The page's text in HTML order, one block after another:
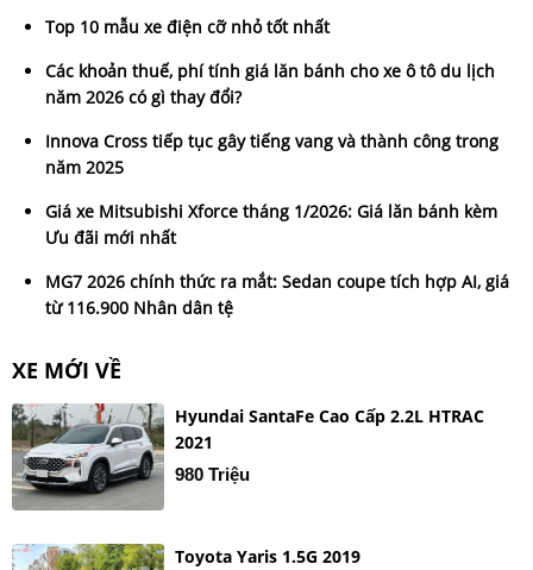
Top 10 mẫu xe điện cỡ nhỏ tốt nhất
Các khoản thuế, phí tính giá lăn bánh cho xe ô tô du lịch
năm 2026 có gì thay đổi?
Innova Cross tiếp tục gây tiếng vang và thành công trong
năm 2025
Giá xe Mitsubishi Xforce tháng 1/2026: Giá lăn bánh kèm
Ưu đãi mới nhất
MG7 2026 chính thức ra mắt: Sedan coupe tích hợp AI, giá
từ 116.900 Nhân dân tệ
XE MỚI VỀ
Hyundai SantaFe Cao Cấp 2.2L HTRAC
2021
980 Triệu
Toyota Yaris 1.5G 2019